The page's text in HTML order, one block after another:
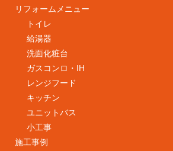
リフォームメニュー
トイレ
給湯器
洗面化粧台
ガスコンロ・IH
レンジフード
キッチン
ユニットバス
小工事
施工事例